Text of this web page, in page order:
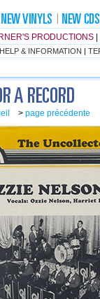
PRODUCTIONS
HELP & INFORMATION |
> page précédente